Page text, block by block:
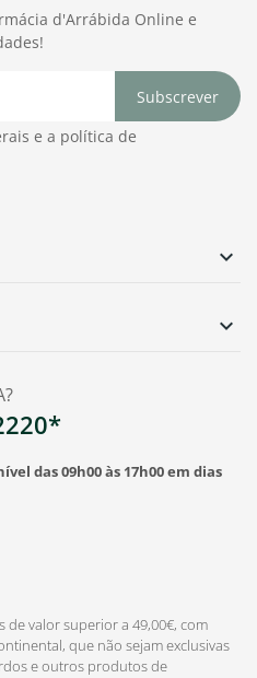
das 09h00 às 17h00 em dias


d'Arrábida Online e
Subscrever
e a política de
valor superior a 49,00€, com
que não sejam exclusivas
e outros produtos de